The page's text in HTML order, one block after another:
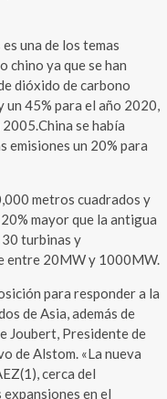
una de los temas
ya que se han
dióxido de carbono
45% para el año 2020,
se había
emisiones un 20% para
metros cuadrados y
mayor que la antigua
turbinas y
entre 20MW y 1000MW.
para responder a la
de Asia, además de
Joubert, Presidente de
de Alstom. «La nueva
cerca del
en el